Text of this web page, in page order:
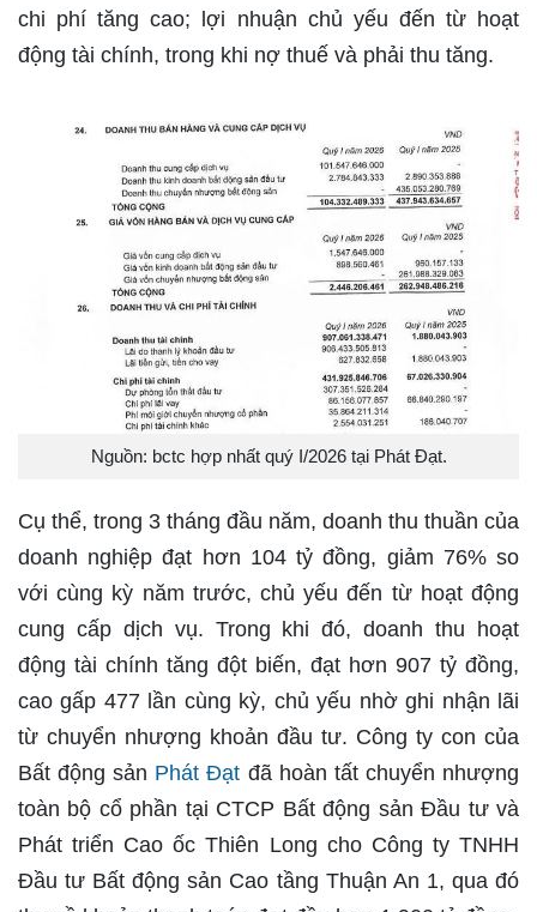
chi phí tăng cao; lợi nhuận chủ yếu đến từ hoạt
động tài chính, trong khi nợ thuế và phải thu tăng.
Nguồn: bctc hợp nhất quý I/2026 tại Phát Đạt.
Cụ thể, trong 3 tháng đầu năm, doanh thu thuần của
doanh nghiệp đạt hơn 104 tỷ đồng, giảm 76% so
với cùng kỳ năm trước, chủ yếu đến từ hoạt động
cung cấp dịch vụ. Trong khi đó, doanh thu hoạt
động tài chính tăng đột biến, đạt hơn 907 tỷ đồng,
cao gấp 477 lần cùng kỳ, chủ yếu nhờ ghi nhận lãi
từ chuyển nhượng khoản đầu tư. Công ty con của
Bất động sản Phát Đạt đã hoàn tất chuyển nhượng
toàn bộ cổ phần tại CTCP Bất động sản Đầu tư và
Phát triển Cao ốc Thiên Long cho Công ty TNHH
Đầu tư Bất động sản Cao tầng Thuận An 1, qua đó